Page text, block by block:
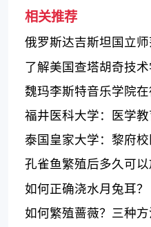
相关推荐
俄罗斯达吉斯坦国立
了解美国查塔胡奇技
平、专业设置和师资
魏玛李斯特音乐学院
福井医科大学：医学
调实践能力
泰国皇家大学：黎府校
孔雀鱼繁殖后多久可以
如何正确浇水月兔耳？
如何繁殖蔷薇？三种